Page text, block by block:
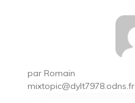
par Romain
mixtopic@dylt7978.odns.fr